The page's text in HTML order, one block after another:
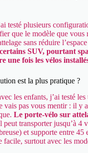
testé plusieurs
que le modèle que vous
sans réduire
SUV, pourtant
une fois les vélos
est la plus pratique ?
les enfants, j’ai testé les
vais pas vous mentir : il y
Le porte-vélo sur
transporter jusqu’à 4
et supporte entre 45
facile, surtout avec les